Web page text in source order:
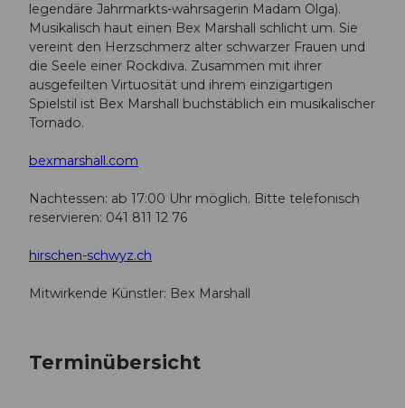
legendäre Jahrmarkts-wahrsagerin Madam Olga).
Musikalisch haut einen Bex Marshall schlicht um. Sie
vereint den Herzschmerz alter schwarzer Frauen und
die Seele einer Rockdiva. Zusammen mit ihrer
ausgefeilten Virtuosität und ihrem einzigartigen
Spielstil ist Bex Marshall buchstäblich ein musikalischer
Tornado.
bexmarshall.com
Nachtessen: ab 17:00 Uhr möglich. Bitte telefonisch
reservieren: 041 811 12 76
hirschen-schwyz.ch
Mitwirkende Künstler: Bex Marshall
Terminübersicht